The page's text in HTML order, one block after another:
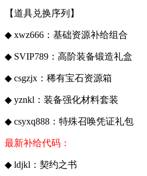
【道具兑换序列】
◆ xwz666：基础资源补给组合
◆ SVIP789：高阶装备锻造礼盒
◆ csgzjx：稀有宝石资源箱
◆ yznkl：装备强化材料套装
◆ csyxq888：特殊召唤凭证礼包
最新补给代码：
◆ ldjkl：契约之书